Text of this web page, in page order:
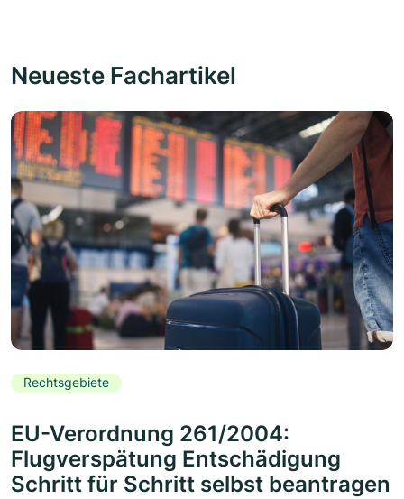
Neueste Fachartikel
Rechtsgebiete
EU-Verordnung 261/2004:
Flugverspätung Entschädigung
Schritt für Schritt selbst beantragen